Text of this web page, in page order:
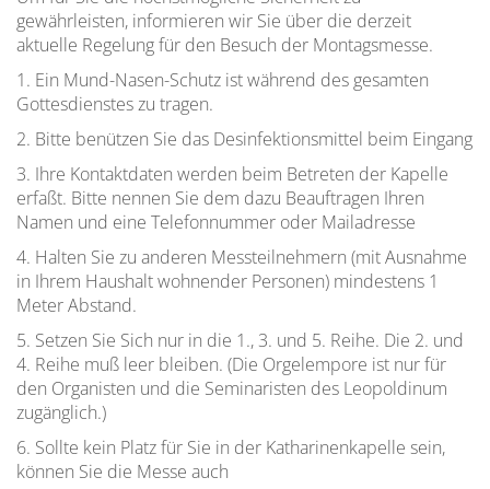
Spirituelle
Formung
Wissenschaftliche
Ausbildung
Pastorale
Befähigung
Freizeit
und
Ferien
Mahlzeiten,
in
der
und
in
den
Aufenthaltsräumen
Der
Seminarsprecher
und
sein
für
die
Priesterausbildung
in
Deutschland
Rahmenordnung
für
die
Priesterausbidung
in
Österreich
(Ratio
Nationalis)
gewährleisten, informieren wir Sie über die derzeit
aktuelle Regelung für den Besuch der Montagsmesse.
1. Ein Mund-Nasen-Schutz ist während des gesamten
Gottesdienstes zu tragen.
2. Bitte benützen Sie das Desinfektionsmittel beim Eingang
3. Ihre Kontaktdaten werden beim Betreten der Kapelle
erfaßt. Bitte nennen Sie dem dazu Beauftragen Ihren
Namen und eine Telefonnummer oder Mailadresse
4. Halten Sie zu anderen Messteilnehmern (mit Ausnahme
in Ihrem Haushalt wohnender Personen) mindestens 1
Meter Abstand.
5. Setzen Sie Sich nur in die 1., 3. und 5. Reihe. Die 2. und
4. Reihe muß leer bleiben. (Die Orgelempore ist nur für
den Organisten und die Seminaristen des Leopoldinum
zugänglich.)
6. Sollte kein Platz für Sie in der Katharinenkapelle sein,
können Sie die Messe auch